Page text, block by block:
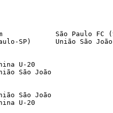
São Paulo FC
SP)      União São João
U-20
São João
São João
U-20